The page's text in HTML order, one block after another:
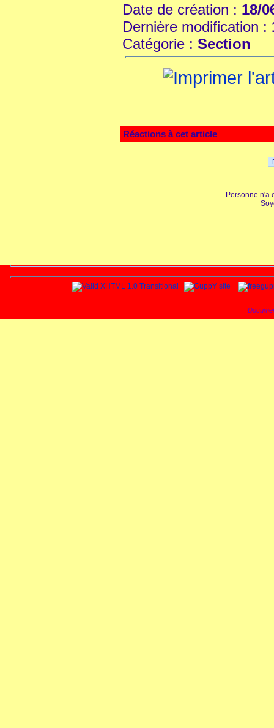
Date de création : 18/
Dernière modification :
Catégorie : Section
Réactions à cet article
Personne n'a